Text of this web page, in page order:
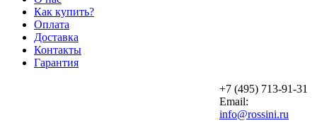
Как купить?
Оплата
Доставка
Контакты
Гарантия
+7 (495) 713-91-31
Email:
info@rossini.ru